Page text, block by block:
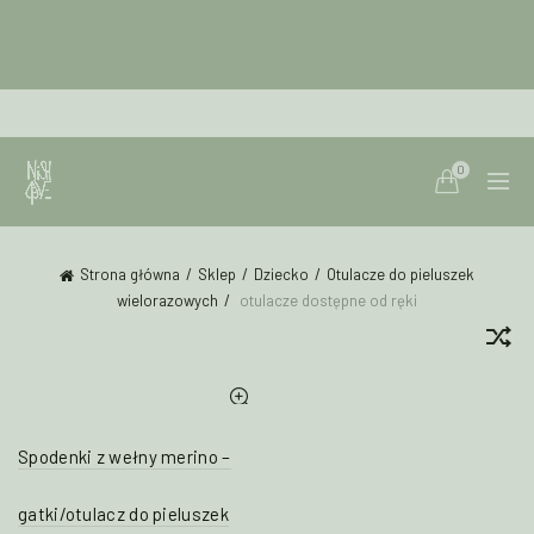
0
Strona główna Sklep Dziecko
Otulacze do pieluszek
wielorazowych
otulacze dostępne od ręki
Spodenki z wełny merino –
gatki/otulacz do pieluszek